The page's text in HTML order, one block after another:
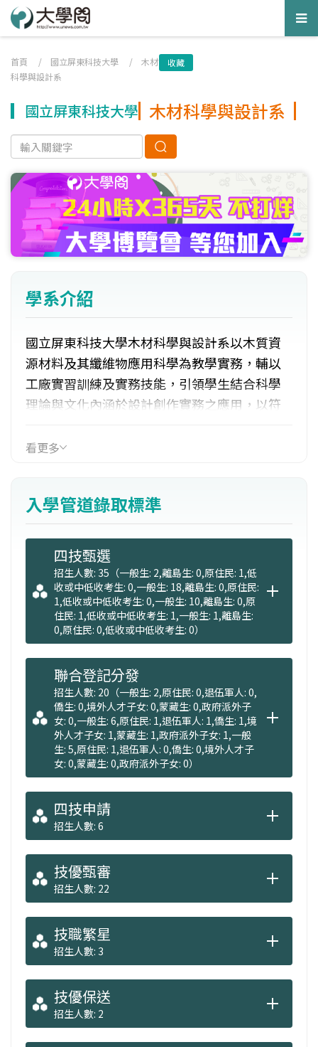
首頁 / 國立屏東科技大學 / 木材
科學與設計系
收藏
國立屏東科技大學 木材科學與設計系
學系介紹
國立屏東科技大學木材科學與設計系以木質資
源材料及其纖維物應用科學為教學實務，輔以
工廠實習訓練及實務技能，引領學生結合科學
理論與文化內涵於設計創作實務之應用，以符
看更多
入學管道錄取標準
四技甄選
招生人數: 35（一般生: 2,離島生: 0,原住民: 1,低
收或中低收考生: 0,一般生: 18,離島生: 0,原住民:
1,低收或中低收考生: 0,一般生: 10,離島生: 0,原
住民: 1,低收或中低收考生: 1,一般生: 1,離島生:
0,原住民: 0,低收或中低收考生: 0）
聯合登記分發
招生人數: 20（一般生: 2,原住民: 0,退伍軍人: 0,
僑生: 0,境外人才子女: 0,蒙藏生: 0,政府派外子
女: 0,一般生: 6,原住民: 1,退伍軍人: 1,僑生: 1,境
外人才子女: 1,蒙藏生: 1,政府派外子女: 1,一般
生: 5,原住民: 1,退伍軍人: 0,僑生: 0,境外人才子
女: 0,蒙藏生: 0,政府派外子女: 0）
四技申請
招生人數: 6
技優甄審
招生人數: 22
技職繁星
招生人數: 3
技優保送
招生人數: 2